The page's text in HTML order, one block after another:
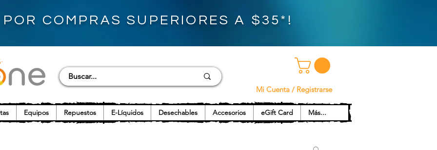
POR COMPRAS SUPERIORES A $35*!
Mi Cuenta / Registrarse
Equipos Repuestos E-Líquidos Desechables Accesorios eGift Card Más...